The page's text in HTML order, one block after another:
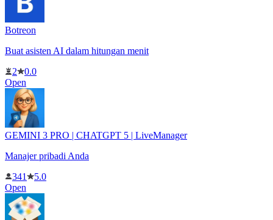
Botreon
Buat asisten AI dalam hitungan menit
2
0.0
Open
GEMINI 3 PRO | CHATGPT 5 | LiveManager
Manajer pribadi Anda
341
5.0
Open